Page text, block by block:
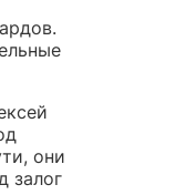
они
залог